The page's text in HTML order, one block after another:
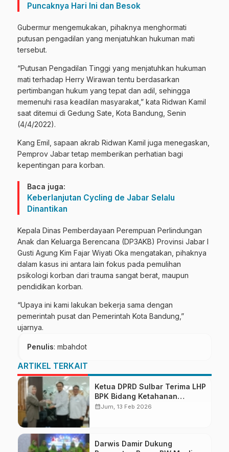
Puncaknya Hari Ini dan Besok
Gubermur mengemukakan, pihaknya menghormati
putusan pengadilan yang menjatuhkan hukuman mati
tersebut.
“Putusan Pengadilan Tinggi yang menjatuhkan hukuman
mati terhadap Herry Wirawan tentu berdasarkan
pertimbangan hukum yang tepat dan adil, sehingga
memenuhi rasa keadilan masyarakat,” kata Ridwan Kamil
saat ditemui di Gedung Sate, Kota Bandung, Senin
(4/4/2022).
Kang Emil, sapaan akrab Ridwan Kamil juga menegaskan,
Pemprov Jabar tetap memberikan perhatian bagi
kepentingan para korban.
Baca juga:
Keberlanjutan Cycling de Jabar Selalu
Dinantikan
Kepala Dinas Pemberdayaan Perempuan Perlindungan
Anak dan Keluarga Berencana (DP3AKB) Provinsi Jabar I
Gusti Agung Kim Fajar Wiyati Oka mengatakan, pihaknya
dalam kasus ini antara lain fokus pada pemulihan
psikologi korban dari trauma sangat berat, maupun
pendidikan korban.
“Upaya ini kami lakukan bekerja sama dengan
pemerintah pusat dan Pemerintah Kota Bandung,”
ujarnya.
Penulis: mbahdot
ARTIKEL TERKAIT
Ketua DPRD Sulbar Terima LHP
BPK Bidang Ketahanan
Pangan
calendar_monthJum, 13 Feb 2026
Darwis Damir Dukung